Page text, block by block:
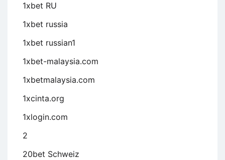
1xbet RU
1xbet russia
1xbet russian1
1xbet-malaysia.com
1xbetmalaysia.com
1xcinta.org
1xlogin.com
2
20bet Schweiz